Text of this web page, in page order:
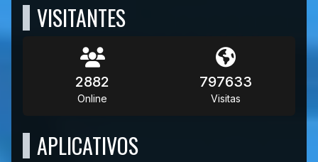
VISITANTES
2882
Online
797633
Visitas
APLICATIVOS